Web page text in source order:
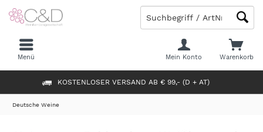
KOSTENLOSER VERSAND AB € 99,- (D + AT)
Warenkorb
Mein Konto
Menü
Deutsche Weine